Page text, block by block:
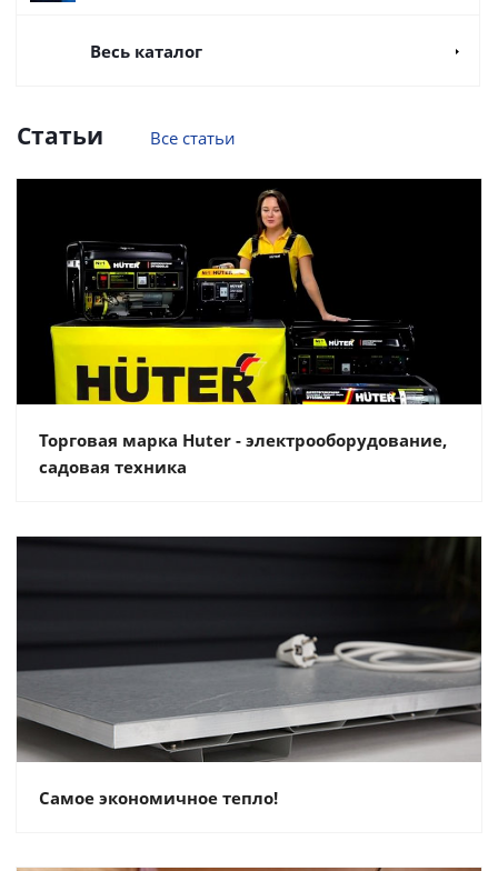
Весь каталог
Статьи Все статьи
Торговая марка Huter - электрооборудование,
садовая техника
Самое экономичное тепло!